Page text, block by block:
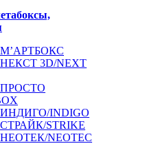
М’АРТБОКС
НЕКСТ 3D/NEXT
ПРОСТО
ИНДИГО/INDIGO
СТРАЙК/STRIKE
НЕОТЕК/NEOTEC